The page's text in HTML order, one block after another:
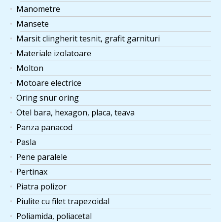
Manometre
Mansete
Marsit clingherit tesnit, grafit garnituri
Materiale izolatoare
Molton
Motoare electrice
Oring snur oring
Otel bara, hexagon, placa, teava
Panza panacod
Pasla
Pene paralele
Pertinax
Piatra polizor
Piulite cu filet trapezoidal
Poliamida, poliacetal